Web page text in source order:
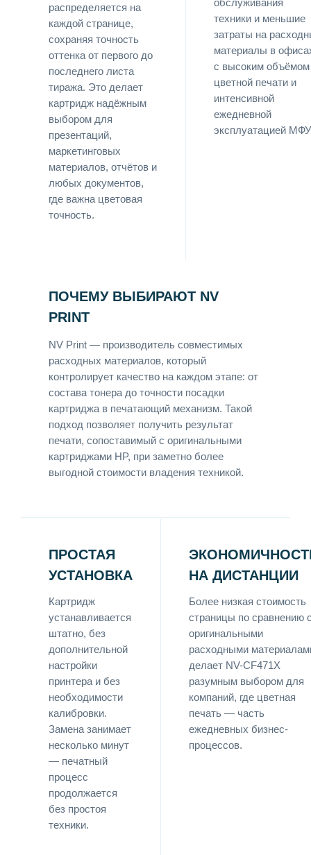
распределяется на
каждой странице,
сохраняя точность
оттенка от первого до
последнего листа
тиража. Это делает
картридж надёжным
выбором для
презентаций,
маркетинговых
материалов, отчётов и
любых документов,
где важна цветовая
точность.
обслуживания
техники и меньшие
затраты на
материалы в
с высоким объёмом
цветной печати и
интенсивной
ежедневной
эксплуатацией
ПОЧЕМУ ВЫБИРАЮТ NV
PRINT
NV Print — производитель совместимых
расходных материалов, который
контролирует качество на каждом этапе: от
состава тонера до точности посадки
картриджа в печатающий механизм. Такой
подход позволяет получить результат
печати, сопоставимый с оригинальными
картриджами HP, при заметно более
выгодной стоимости владения техникой.
ПРОСТАЯ
УСТАНОВКА
Картридж
устанавливается
штатно, без
дополнительной
настройки
принтера и без
необходимости
калибровки.
Замена занимает
несколько минут
— печатный
процесс
продолжается
без простоя
техники.
НА ДИСТАНЦИИ
Более низкая стоимость
страницы по сравнению
оригинальными
расходными
делает NV-CF471X
разумным выбором для
компаний, где цветная
печать — часть
ежедневных бизнес-
процессов.